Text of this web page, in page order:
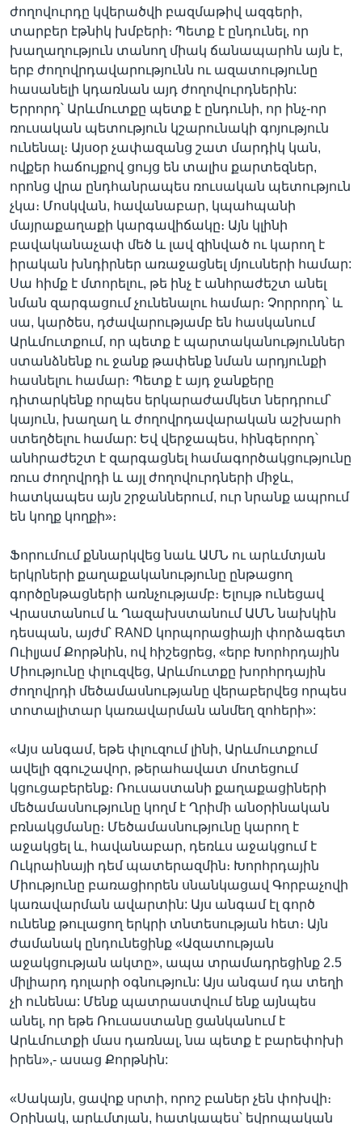
ժողովուրդը կվերածվի բազմաթիվ ազգերի,
տարբեր էթնիկ խմբերի։ Պետք է ընդունել, որ
խաղաղություն տանող միակ ճանապարհն այն է,
երբ ժողովրդավարությունն ու ազատությունը
հասանելի կդառնան այդ ժողովուրդներին:
Երրորդ՝ Արևմուտքը պետք է ընդունի, որ ինչ-որ
ռուսական պետություն կշարունակի գոյություն
ունենալ։ Այսօր չափազանց շատ մարդիկ կան,
ովքեր հաճույքով ցույց են տալիս քարտեզներ,
որոնց վրա ընդհանրապես ռուսական պետություն
չկա։ Մոսկվան, հավանաբար, կպահպանի
մայրաքաղաքի կարգավիճակը։ Այն կլինի
բավականաչափ մեծ և լավ զինված ու կարող է
իրական խնդիրներ առաջացնել մյուսների համար:
Սա հիմք է մտորելու, թե ինչ է անհրաժեշտ անել
նման զարգացում չունենալու համար։ Չորրորդ՝ և
սա, կարծես, դժավարությամբ են հասկանում
Արևմուտքում, որ պետք է պարտականություններ
ստանձնենք ու ջանք թափենք նման արդյունքի
հասնելու համար։ Պետք է այդ ջանքերը
դիտարկենք որպես երկարաժամկետ ներդրում՝
կայուն, խաղաղ և ժողովրդավարական աշխարհ
ստեղծելու համար: Եվ վերջապես, հինգերորդ՝
անհրաժեշտ է զարգացնել համագործակցությունը
ռուս ժողովրդի և այլ ժողովուրդների միջև,
հատկապես այն շրջաններում, ուր նրանք ապրում
են կողք կողքի»։
Ֆորումում քննարկվեց նաև ԱՄՆ ու արևմտյան
երկրների քաղաքականությունը ընթացող
գործընթացների առնչությամբ։ Ելույթ ունեցավ
Վրաստանում և Ղազախստանում ԱՄՆ նախկին
դեսպան, այժմ՝ RAND կորպորացիայի փորձագետ
Ուիլյամ Քորթնին, ով հիշեցրեց, «երբ Խորհրդային
Միությունը փլուզվեց, Արևմուտքը խորհրդային
ժողովրդի մեծամասնությանը վերաբերվեց որպես
տոտալիտար կառավարման անմեղ զոհերի»:
«Այս անգամ, եթե փլուզում լինի, Արևմուտքում
ավելի զգուշավոր, թերահավատ մոտեցում
կցուցաբերենք։ Ռուսաստանի քաղաքացիների
մեծամասնությունը կողմ է Ղրիմի անօրինական
բռնակցմանը։ Մեծամասնությունը կարող է
աջակցել և, հավանաբար, դեռևս աջակցում է
Ուկրաինայի դեմ պատերազմին։ Խորհրդային
Միությունը բառացիորեն սնանկացավ Գորբաչովի
կառավարման ավարտին: Այս անգամ էլ գործ
ունենք թուլացող երկրի տնտեսության հետ։ Այն
ժամանակ ընդունեցինք «Ազատության
աջակցության ակտը», ապա տրամադրեցինք 2․5
միլիարդ դոլարի օգնություն: Այս անգամ դա տեղի
չի ունենա: Մենք պատրաստվում ենք այնպես
անել, որ եթե Ռուսաստանը ցանկանում է
Արևմուտքի մաս դառնալ, նա պետք է բարեփոխի
իրեն»,- ասաց Քորթնին:
«Սակայն, ցավոք սրտի, որոշ բաներ չեն փոխվի։
Օրինակ, արևմտյան, հատկապես՝ եվրոպական